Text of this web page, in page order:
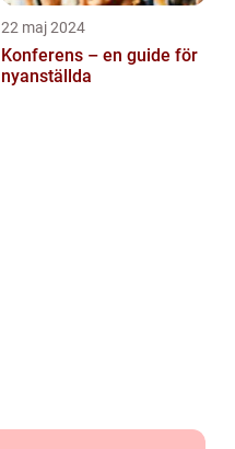
22 maj 2024
Konferens – en guide för
nyanställda